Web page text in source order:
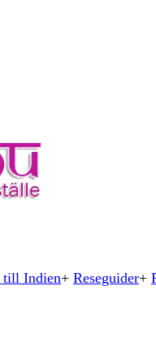
till Indien Reseguider